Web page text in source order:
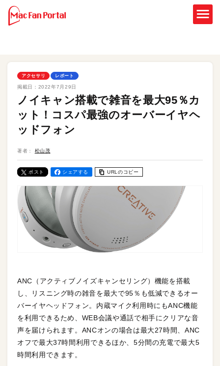
アクセサリ レポート
掲載日： 2022年7月29日
ノイキャン搭載で雑音を最大95％カ
ット！コスパ最強のオーバーイヤヘ
ッドフォン
著者： 松山茂
ポスト シェアする URLのコピー
ANC（アクティブノイズキャンセリング）機能を搭載
し、リスニング時の雑音を最大で95％も低減できるオー
バーイヤヘッドフォン。内蔵マイク利用時にもANC機能
を利用できるため、WEB会議や通話で相手にクリアな音
声を届けられます。ANCオンの場合は最大27時間、ANC
オフで最大37時間利用できるほか、5分間の充電で最大5
時間利用できます。